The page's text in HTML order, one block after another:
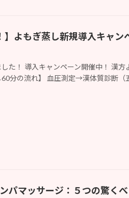
】よもぎ蒸し新規導入キャン
した！ 導入キャンペーン開催中！ 漢
60分の流れ】 血圧測定→漢体質診断
ンパマッサージ：５つの驚く